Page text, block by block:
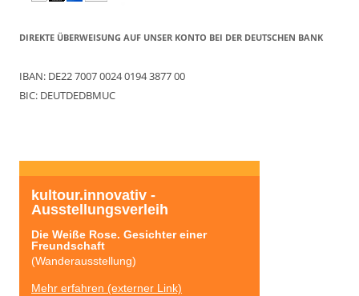
DIREKTE ÜBERWEISUNG AUF UNSER KONTO BEI DER DEUTSCHEN BANK
IBAN: DE22 7007 0024 0194 3877 00
BIC: DEUTDEDBMUC
kultour.innovativ -
Ausstellungsverleih
Die Weiße Rose. Gesichter einer
Freundschaft
(Wanderausstellung)
Mehr erfahren (externer Link)